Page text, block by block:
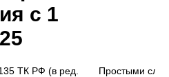
с 1
ТК РФ (в ред. Простыми